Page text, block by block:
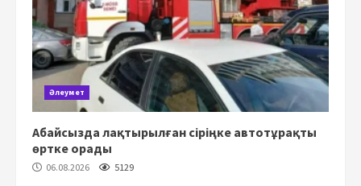
Әлеумет
Абайсызда лақтырылған сіріңке автотұрақты
өртке орады
06.08.2026 5129